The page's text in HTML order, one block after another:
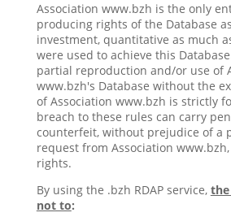
Association www.bzh is the only
producing rights of the Database
investment, quantitative as much
were used to achieve this
partial reproduction and/or use of
www.bzh's Database without the
of Association www.bzh is strictly
breach to these rules can carry
counterfeit, without prejudice of a
request from Association
rights.
By using the .bzh RDAP service,
not to: